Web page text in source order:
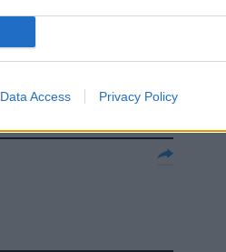
Data Access Privacy Policy